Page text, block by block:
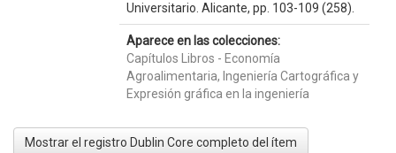
Universitario. Alicante, pp. 103-109 (258).
Aparece en las colecciones:
Capítulos Libros - Economía
Agroalimentaria, Ingeniería Cartográfica y
Expresión gráfica en la ingeniería
Mostrar el registro Dublin Core completo del ítem